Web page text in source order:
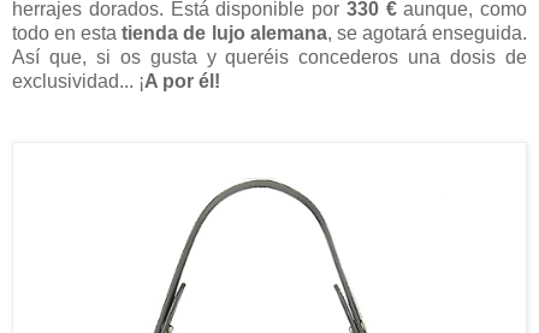
herrajes dorados. Está disponible por 330 €aunque, como
todo en estatienda de lujo alemana, se agotará enseguida.
Así que, si os gusta y queréis concederos una dosis de
exclusividad... ¡A por él!